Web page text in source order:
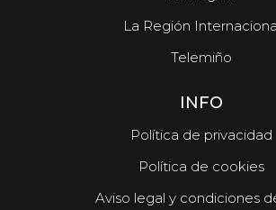
La Región
Telemiño
INFO
Política de privacidad
Política de cookies
Aviso legal y condiciones